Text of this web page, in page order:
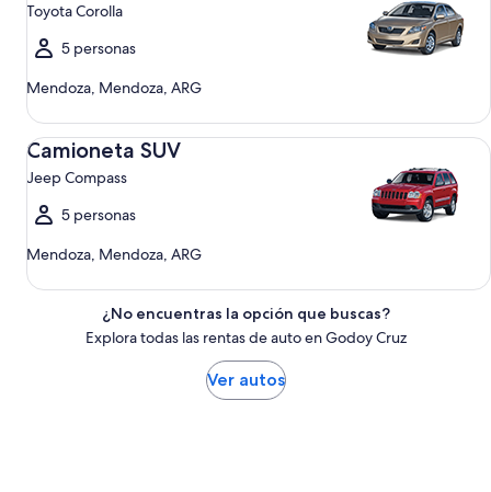
Toyota Corolla
5 personas
Mendoza, Mendoza, ARG
Camioneta SUV
Jeep Compass
5 personas
Mendoza, Mendoza, ARG
Camioneta SUV Jeep Compass
¿No encuentras la opción que buscas?
Explora todas las rentas de auto en Godoy Cruz
Ver autos